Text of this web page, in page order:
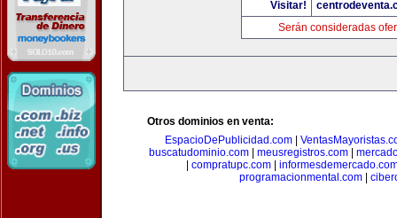
Visitar!
Serán consideradas
Otros dominios en venta:
EspacioDePublicidad.com
buscatudominio.com
meusregistros.com
compratupc.com
programacionmental.com